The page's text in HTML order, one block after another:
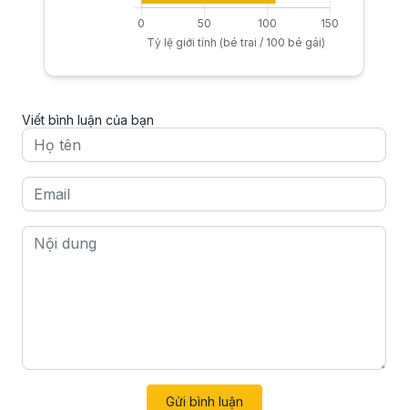
Viết bình luận của bạn
Gửi bình luận